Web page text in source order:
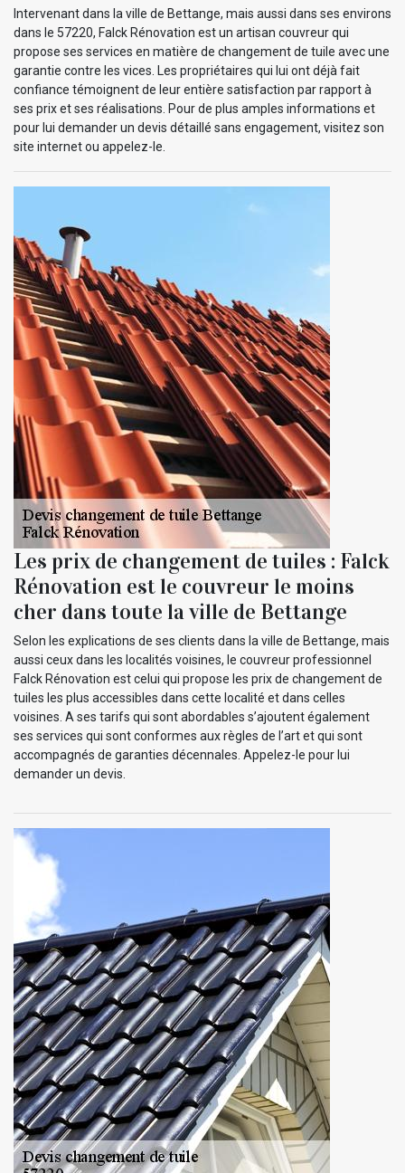
Intervenant dans la ville de Bettange, mais aussi dans ses environs
dans le 57220, Falck Rénovation est un artisan couvreur qui
propose ses services en matière de changement de tuile avec une
garantie contre les vices. Les propriétaires qui lui ont déjà fait
confiance témoignent de leur entière satisfaction par rapport à
ses prix et ses réalisations. Pour de plus amples informations et
pour lui demander un devis détaillé sans engagement, visitez son
site internet ou appelez-le.
Les prix de changement de tuiles : Falck
Rénovation est le couvreur le moins
cher dans toute la ville de Bettange
Selon les explications de ses clients dans la ville de Bettange, mais
aussi ceux dans les localités voisines, le couvreur professionnel
Falck Rénovation est celui qui propose les prix de changement de
tuiles les plus accessibles dans cette localité et dans celles
voisines. A ses tarifs qui sont abordables s’ajoutent également
ses services qui sont conformes aux règles de l’art et qui sont
accompagnés de garanties décennales. Appelez-le pour lui
demander un devis.